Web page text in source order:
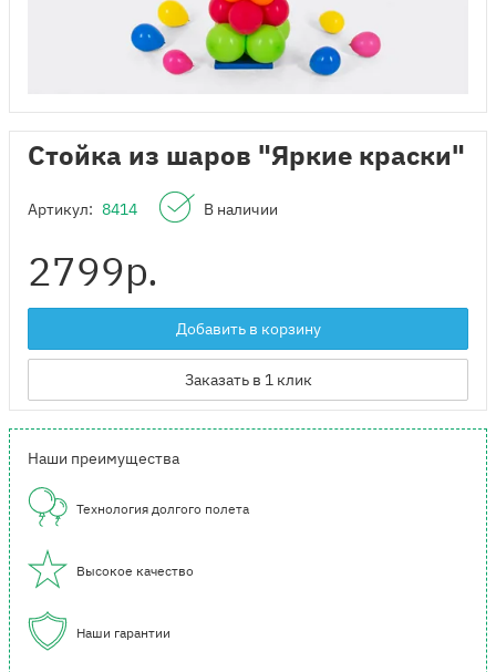
Стойка из шаров "Яркие краски"
Артикул: 8414 В наличии
2799р.
Добавить в корзину
Заказать в 1 клик
Наши преимущества
Технология долгого полета
Высокое качество
Наши гарантии